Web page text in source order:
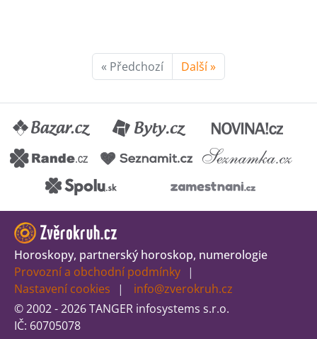
« Předchozí Další »
Horoskopy, partnerský horoskop, numerologie
Provozní a obchodní podmínky
Nastavení cookies
info@zverokruh.cz
© 2002 - 2026 TANGER infosystems s.r.o.
IČ: 60705078